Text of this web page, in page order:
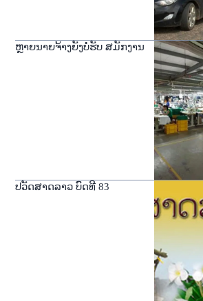
ຫຼາຍນາຍຈ້າງຍັງບໍ່ຮັບ ສມັກງານ
ປວັດສາດລາວ ບົດທີ 83